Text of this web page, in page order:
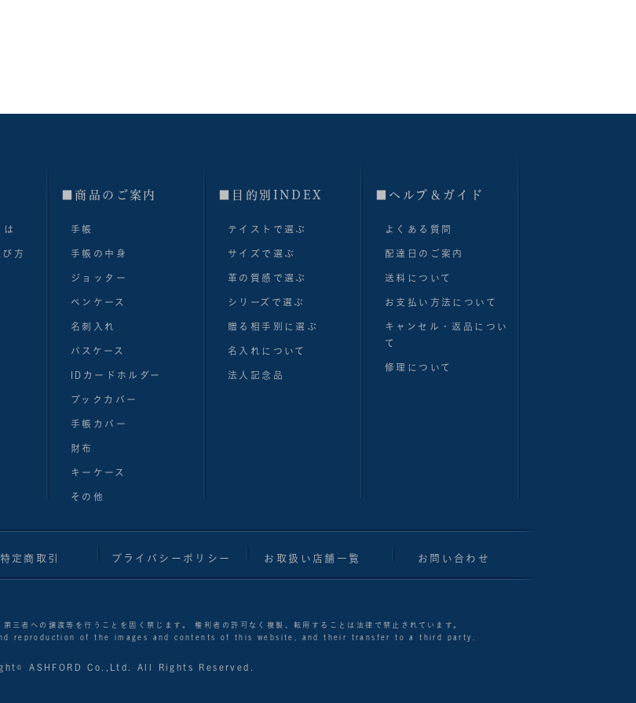
は
方
■商品のご案内
手帳
手帳の中身
ジョッター
ペンケース
名刺入れ
パスケース
IDカードホルダー
ブックカバー
手帳カバー
財布
キーケース
その他
■目的別INDEX
テイストで選ぶ
サイズで選ぶ
革の質感で選ぶ
シリーズで選ぶ
贈る相手別に選ぶ
名入れについて
法人記念品
■へルプ＆ガイド
よくある質問
配達日のご案内
送料について
お支払い方法について
キャンセル・返品につい
て
修理について
特定商取引 プライバシーポリシー お取扱い店舗一覧 お問い合わせ
三者への譲渡等を行うことを固く禁じます。 権利者の許可なく複製、転用することは法律で禁止されています。
reproduction of the images and contents of this website, and their transfer to a third party.
ASHFORD Co.,Ltd. All Rights Reserved.